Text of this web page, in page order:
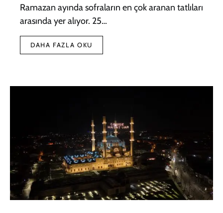
Ramazan ayında sofraların en çok aranan tatlıları
arasında yer alıyor. 25…
DAHA FAZLA OKU